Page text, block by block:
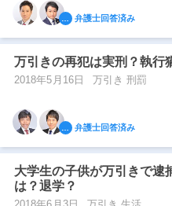
弁護士回答済み
万引きの再犯は実刑？執行
2018年5月16日 万引き 刑罰
弁護士回答済み
大学生の子供が万引きで
は？退学？